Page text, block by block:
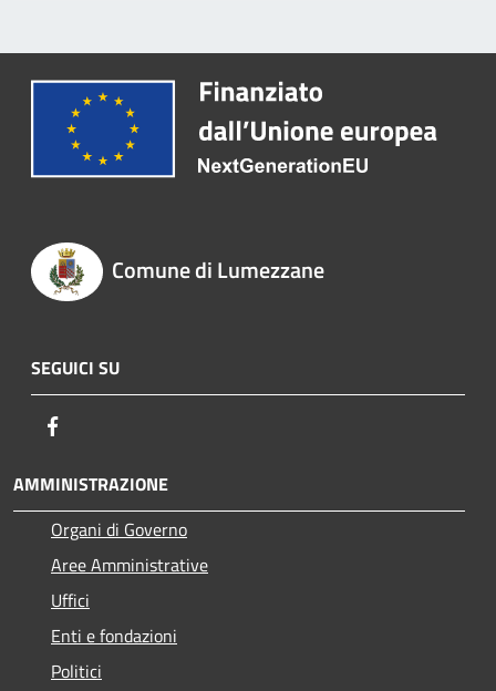
Comune di Lumezzane
SEGUICI SU
AMMINISTRAZIONE
Organi di Governo
Aree Amministrative
Uffici
Enti e fondazioni
Politici